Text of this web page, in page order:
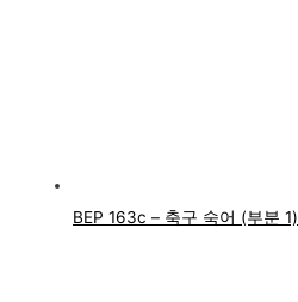
BEP 163c – 축구 숙어 (부분 1)